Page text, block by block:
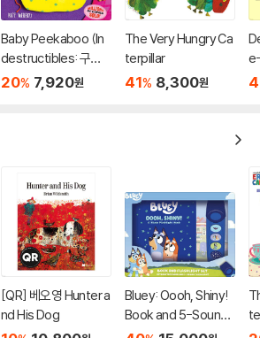
Baby Peekaboo (In
destructibles: 구강
기 아이를 위한 츄잉북
20% 7,920원
The Very Hungry Ca
terpillar
41% 8,300원
[QR] 베오영 Hunter a
nd His Dog
Bluey: Oooh, Shiny!
Book and 5-Sound
Flashlight Set [With